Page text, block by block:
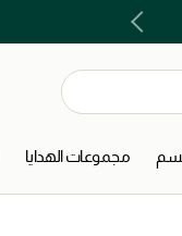
مجموعات الهدايا